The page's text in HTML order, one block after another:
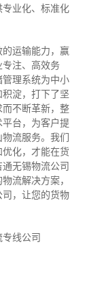
业化、标准化
运输能力，赢
注、高效务
理系统为中小
淀，打下了坚
不断革新，整
台，为客户提
流服务。 我们
化，才能在货
无锡物流公司
流解决方案，
，让您的货物
线公司